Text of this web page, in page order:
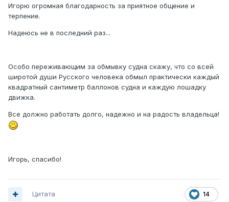
Игорю огромная благодарность за приятное общение и
терпение.
Надеюсь не в последний раз...
Особо переживающим за обмывку судна скажу, что со всей
широтой души Русского человека обмыл практически каждый
квадратный сантиметр баллонов судна и каждую лошадку
движка.
Все должно работать долго, надежно и на радость владельца!
Игорь, спасибо!
14
Цитата